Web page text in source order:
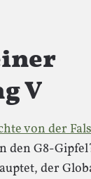
V
von der
den G8-
der